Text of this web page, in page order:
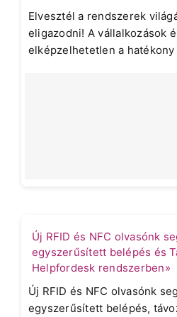
Elvesztél a rendszerek
eligazodni! A vállalkozások
elképzelhetetlen a
Új RFID és NFC olvasónk
egyszerűsített belépés és
Helpfordesk rendszerben»
Új RFID és NFC olvasónk
egyszerűsített belépés,